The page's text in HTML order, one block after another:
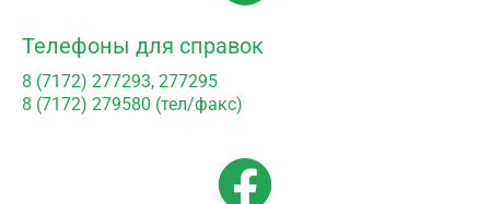
Телефоны для справок
8 (7172) 277293, 277295
8 (7172) 279580 (тел/факс)